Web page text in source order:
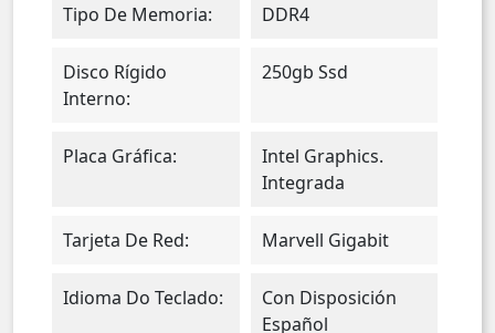
Tipo De Memoria: DDR4
Disco Rígido
Interno:
250gb Ssd
Placa Gráfica:
Intel Graphics.
Integrada
Tarjeta De Red: Marvell Gigabit
Idioma Do Teclado:
Con Disposición
Español